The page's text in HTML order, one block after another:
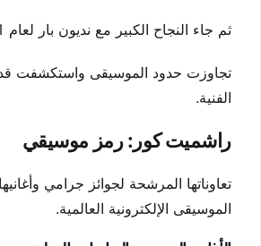
ثم جاء النجاح الكبير مع نديون بار لعام 2021 في فيلم روحي. أصبحت هذه النسخة المستعادة من Let The Music Play لشنور ظاهرة ثقافية.
الفنية.
راشميت كور: رمز موسيقي
تعاوناتها المرشحة لجوائز جرامي
الموسيقى الإلكترونية العالمية.